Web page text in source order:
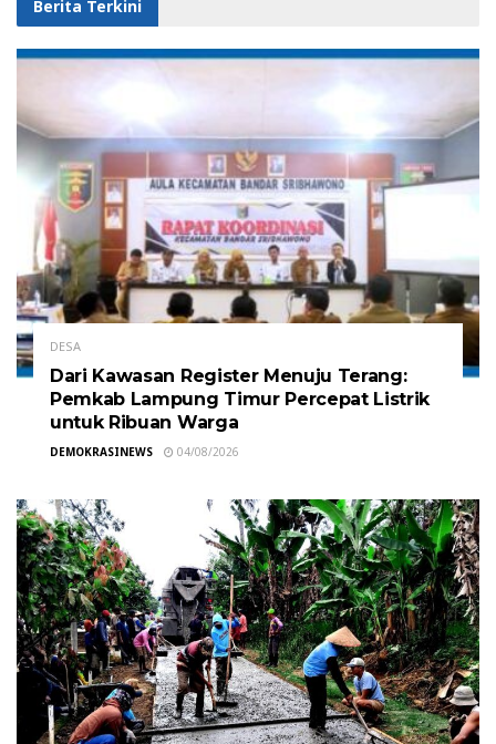
Berita Terkini
DESA
Dari Kawasan Register Menuju Terang:
Pemkab Lampung Timur Percepat Listrik
untuk Ribuan Warga
DEMOKRASINEWS 04/08/2026